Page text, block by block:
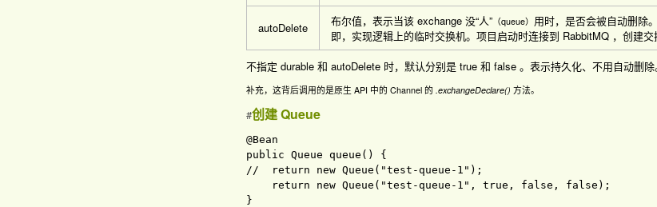
autoDelete 布尔值，表示当该 exchange 没“人”（queue） 用时，是否会被自动删除。
即，实现逻辑上的临时交换机。项目启动时连接到 RabbitMQ ，创建
不指定 durable 和 autoDelete 时，默认分别是 true和 false。表示持久化、不用自动删除
补充，这背后调用的是原生 API 中的 Channel的 .exchangeDeclare() 方法。
#创建 Queue
public Queue queue ( )
//  return new Queue("test-queue-1");
return new Queue ( "test-queue-1" , true , false , false )